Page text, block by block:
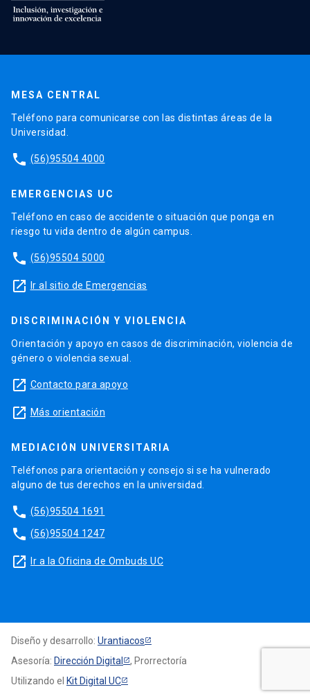
MESA CENTRAL
Teléfono para comunicarse con las distintas áreas de la
Universidad.
phone (56)95504 4000
EMERGENCIAS UC
Teléfono en caso de accidente o situación que ponga en
riesgo tu vida dentro de algún campus.
phone (56)95504 5000
launch Ir al sitio de Emergencias
DISCRIMINACIÓN Y VIOLENCIA
Orientación y apoyo en casos de discriminación, violencia de
género o violencia sexual.
launch Contacto para apoyo
launch Más orientación
MEDIACIÓN UNIVERSITARIA
Teléfonos para orientación y consejo si se ha vulnerado
alguno de tus derechos en la universidad.
phone (56)95504 1691
phone (56)95504 1247
launch Ir a la Oficina de Ombuds UC
Diseño y desarrollo: Urantiacos
Asesoría: Dirección Digital
, Prorrectoría
Utilizando el Kit Digital UC